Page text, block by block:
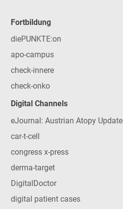
Fortbildung
diePUNKTE:on
apo-campus
check-innere
check-onko
Digital Channels
eJournal: Austrian Atopy Update
car-t-cell
congress x-press
derma-target
DigitalDoctor
digital patient cases